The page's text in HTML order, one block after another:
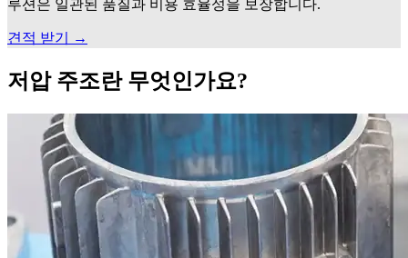
루션은 일관된 품질과 비용 효율성을 보장합니다.
견적 받기 →
저압 주조란 무엇인가요?